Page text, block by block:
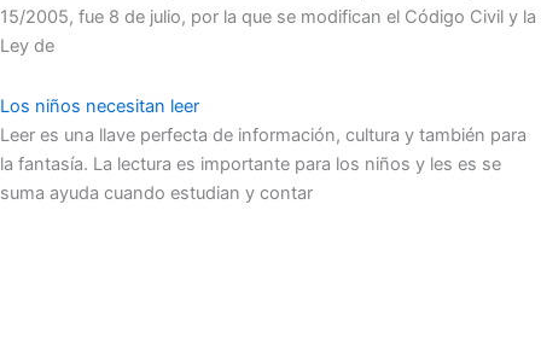
15/2005, fue 8 de julio, por la que se modifican el Código Civil y la
Ley de
Los niños necesitan leer
Leer es una llave perfecta de información, cultura y también para
la fantasía. La lectura es importante para los niños y les es se
suma ayuda cuando estudian y contar